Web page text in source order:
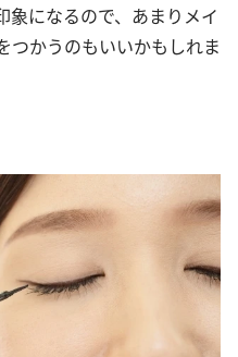
象になるので、あまりメイ
つかうのもいいかもしれま